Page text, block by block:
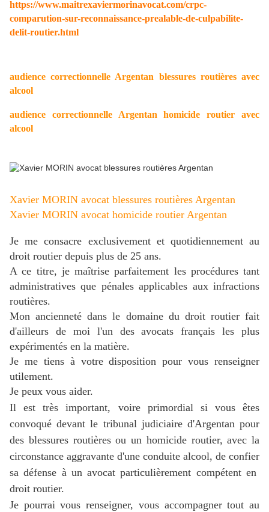
https://www.maitrexaviermorinavocat.com/crpc-
comparution-sur-reconnaissance-prealable-de-culpabilite-
delit-routier.html
audience correctionnelle Argentan blessures routières avec
alcool
audience correctionnelle Argentan homicide routier avec
alcool
Xavier MORIN avocat blessures routières Argentan
Xavier MORIN avocat homicide routier Argentan
Je me consacre exclusivement et quotidiennement au
droit routier depuis plus de 25 ans.
A ce titre, je maîtrise parfaitement les procédures tant
administratives que pénales applicables aux infractions
routières.
Mon ancienneté dans le domaine du droit routier fait
d'ailleurs de moi l'un des avocats français les plus
expérimentés en la matière.
Je me tiens à votre disposition pour vous renseigner
utilement.
Je peux vous aider.
Il est très important, voire primordial si vous êtes
convoqué devant le tribunal judiciaire d'Argentan pour
des blessures routières ou un homicide routier, avec la
circonstance aggravante d'une conduite alcool, de confier
sa défense à un avocat particulièrement compétent en
droit routier.
Je pourrai vous renseigner, vous accompagner tout au